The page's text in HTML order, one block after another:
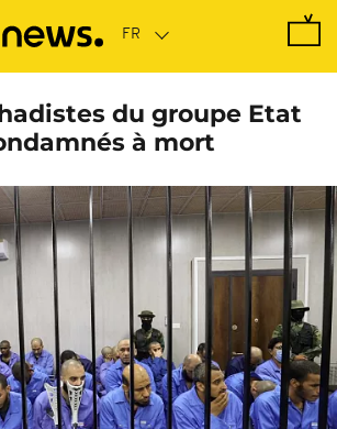
du groupe Etat
à mort